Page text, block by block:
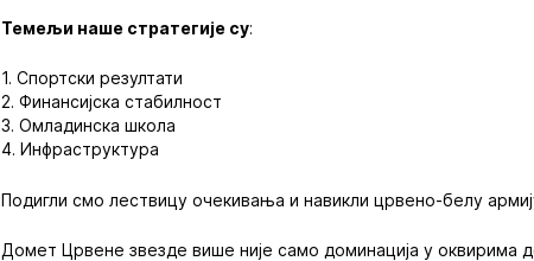
Темељи наше стратегије су:
1. Спортски резултати
2. Финансијска стабилност
3. Омладинска школа
4. Инфраструктура
Подигли смо лествицу очекивања и навикли црвено-белу
Домет Црвене звезде више није само доминација у оквирима